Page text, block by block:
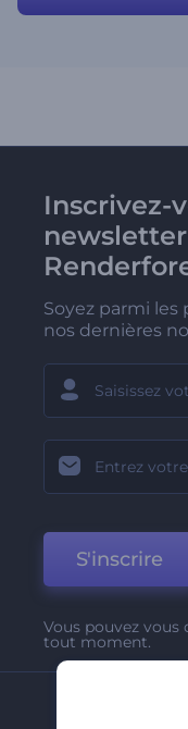
Inscrivez-
Soyez parmi les
nos dernières
S'inscrire
Vous pouvez vous
tout moment.